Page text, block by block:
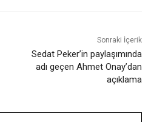
Sonraki İçerik
Sedat Peker’in paylaşımında
adı geçen Ahmet Onay’dan
açıklama